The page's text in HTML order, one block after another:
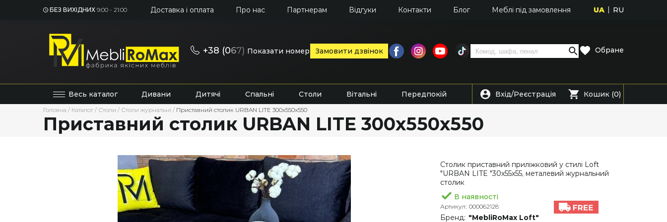
БЕЗ ВИХІДНИХ 9:00 - 21:00 Доставка і оплата Про нас Партнерам Відгуки Контакти Блог Меблі під замовлення UA RU
+38 (067) Показати номер Замовити дзвінок Обране
Весь каталог Дивани Дитячі Спальні Столи Вітальні Передпокій Вхід/Реєстрація Кошик (0)
Головна / Каталог / Столи / Столи журнальні / Приставний столик URBAN LITE 300х550х550
Приставний столик URBAN LITE 300х550х550
Столик приставний приліжковий у стилі Loft
"URBAN LITE "30х55х55, металевий журнальний
столик
В наявності
Артикул: 000062128
Бренд: "MebliRoMax Loft"